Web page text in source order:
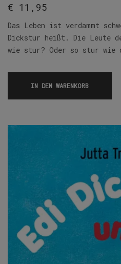
€ 11,95
Das Leben ist verdammt
Dickstur heißt. Die Leute
wie stur? Oder so stur
IN DEN WARENKORB